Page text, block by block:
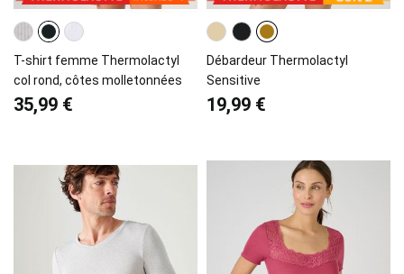
T-shirt femme Thermolactyl
col rond, côtes molletonnées
35,99 €
Débardeur Thermolactyl
Sensitive
19,99 €